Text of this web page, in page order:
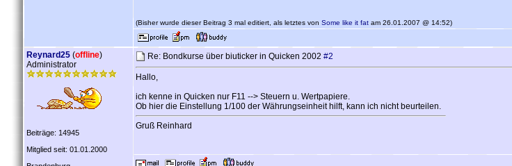
(Bisher wurde dieser Beitrag 3 mal editiert, als letztes von Some like it fat am 26.01.2007 @ 14:52)
Reynard25 (offline)
Administrator
Beiträge: 14945
Mitglied seit: 01.01.2000
Re: Bondkurse über biuticker in Quicken 2002 #2
Hallo,
ich kenne in Quicken nur F11 --> Steuern u. Wertpapiere.
Ob hier die Einstellung 1/100 der Währungseinheit hilft, kann ich nicht beurteilen.
Gruß Reinhard